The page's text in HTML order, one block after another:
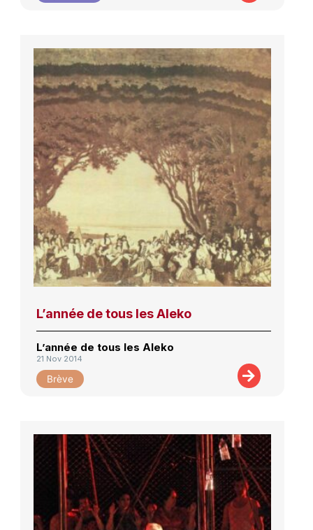
L’année de tous les Aleko
L’année de tous les Aleko
21 Nov 2014
Brève